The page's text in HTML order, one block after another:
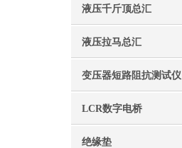
液压千斤顶总汇
液压拉马总汇
变压器短路阻抗测试仪
LCR数字电桥
绝缘垫